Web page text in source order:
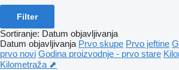
Filter
Sortiranje: Datum objavljivanja
Datum objavljivanja Prvo skupe Prvo jeftine
prvo novi Godina proizvodnje - prvo stare
Kilometraža ⬈